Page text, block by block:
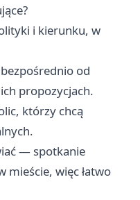
i kierunku, w
od
propozycjach.
którzy chcą
— spotkanie
mieście, więc łatwo